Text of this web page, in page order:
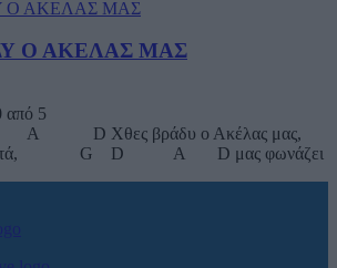
Ο ΑΚΕΛΑΣ ΜΑΣ
από 5
βράδυ ο Ακέλας μας,
G D A D μας φωνάζει